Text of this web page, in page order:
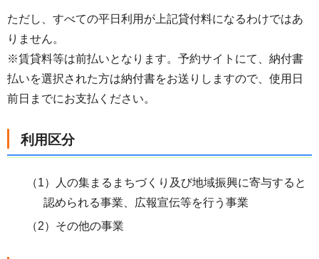
ただし、すべての平日利用が上記貸付料になるわけではあ
りません。
※賃貸料等は前払いとなります。予約サイトにて、納付書
払いを選択された方は納付書をお送りしますので、使用日
前日までにお支払ください。
利用区分
（1）人の集まるまちづくり及び地域振興に寄与すると
認められる事業、広報宣伝等を行う事業
（2）その他の事業